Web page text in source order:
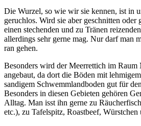
Die Wurzel, so wie wir sie kennen, ist in
geruchlos. Wird sie aber geschnitten oder
einen stechenden und zu Tränen
allerdings sehr gerne mag. Nur darf man
ran gehen.
Besonders wird der Meerrettich im Raum
angebaut, da dort die Böden mit
sandigem Schwemmlandboden gut für
Besonders in diesen Gebieten gehören
Alltag. Man isst ihn gerne zu
etc.), zu Tafelspitz, Roastbeef, Würstchen